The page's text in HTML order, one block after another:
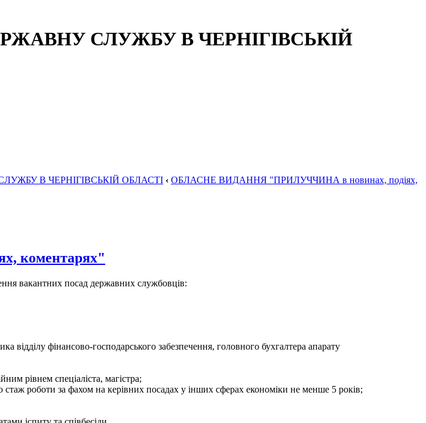
СЛУЖБУ В ЧЕРНІГІВСЬКІЙ
В ЧЕРНІГІВСЬКІЙ ОБЛАСТІ ‹ ОБЛАСНЕ ВИДАННЯ "ПРИЛУЧЧИНА в новинах, подіях,
коментарях"
вакантних посад державних службовців:
відділу фінансово-господарського забезпечення, головного бухгалтера апарату
рівнем спеціаліста, магістра;
роботи за фахом на керівних посадах у інших сферах економіки не менше 5 років;